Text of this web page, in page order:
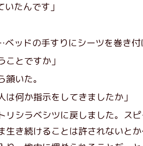
たんです」
ッドの手すりにシーツを巻き
ことですか」
いた。
は何か指示をしてきましたか」
リシラベシツに戻しました。ス
生き続けることは許されないと